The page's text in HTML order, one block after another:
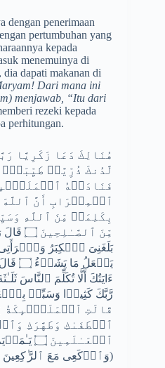
dengan penerimaan
pertumbuhan yang
kepada
menemuinya di
dapati makanan di
Dari mana ini
menjawab, “Itu dari
rezeki kepada
perhitungan.
فَنَادَتۡهُ
ٱلۡمِحۡرَابِ أَنَّ
بِكَلِمَةࣲ مِّنَ ٱللَّهِ
مِّنَ
بَلَغَنِیَ ٱلۡكِبَرُ
ءَایَتُكَ أَلَّا تُكَلِّمَ ٱلنَّاسَ
قَالَتِ ٱلۡمَلَـٰۤىِٕكَةُ
ٱصۡطَفَىٰكِ وَطَهَّرَكِ
وَٱرۡكَعِی مَعَ ٱلرَّ ٰ⁠كِعِینَ)